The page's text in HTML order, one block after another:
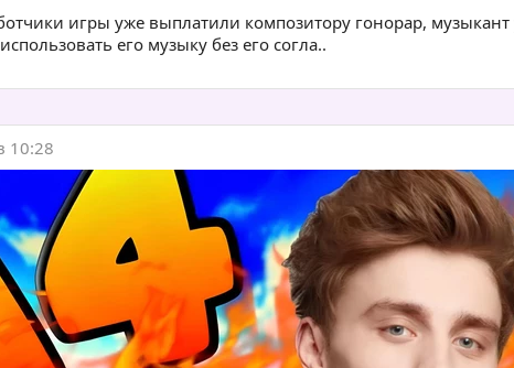
игры уже выплатили композитору гонорар, музыкант
его музыку без его согла..
10:28